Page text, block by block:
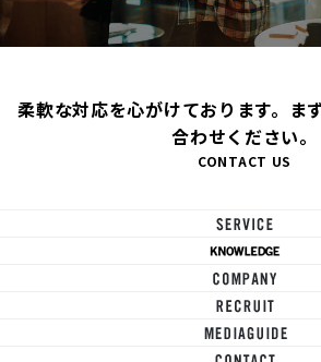
柔軟な対応を心がけております。ま
合わせください。
CONTACT US